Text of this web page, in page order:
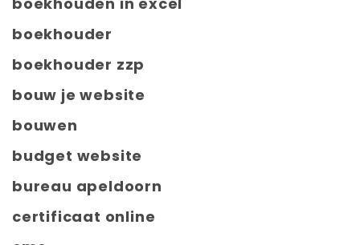
boekhouder
boekhouder zzp
bouw je website
bouwen
budget website
bureau apeldoorn
certificaat online